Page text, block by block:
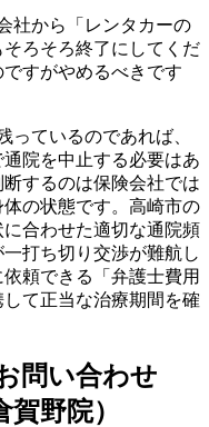
社から「レンタカーの
ろそろ終了にしてくだ
すがやめるべきです
っているのであれば、
院を中止する必要はあ
するのは保険会社では
の状態です。高崎市の
合わせた適切な通院頻
打ち切り交渉が難航し
頼できる「弁護士費用
て正当な治療期間を確
問い合わせ
野院）